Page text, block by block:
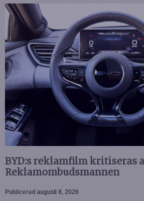
BYD:s reklamfilm kritiseras
Reklamombudsmannen
Publicerad augusti 8, 2026